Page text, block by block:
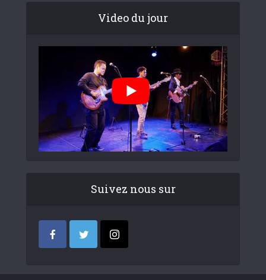
Video du jour
Suivez nous sur